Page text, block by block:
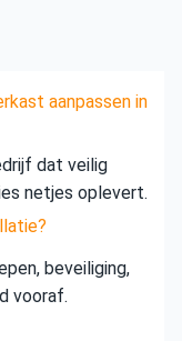
aanpassen in
dat veilig
netjes oplevert.
beveiliging,
vooraf.